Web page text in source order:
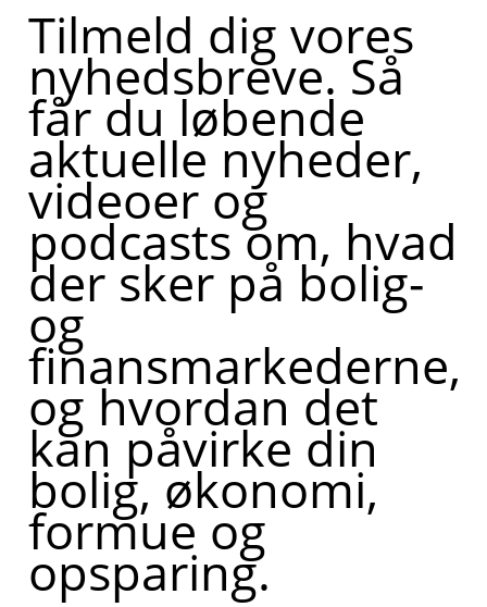
Tilmeld dig vores
nyhedsbreve. Så
får du løbende
aktuelle nyheder,
videoer og
podcasts om, hvad
der sker på bolig-
og
finansmarkederne,
og hvordan det
kan påvirke din
bolig, økonomi,
formue og
opsparing.